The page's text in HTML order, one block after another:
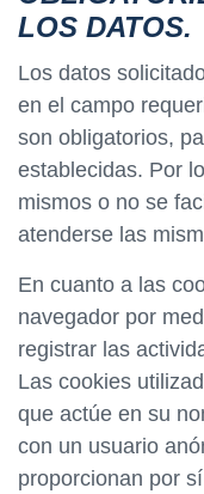
LOS DATOS.
Los datos
en el campo
son obligatorios,
establecidas. Por
mismos o no se
atenderse las
En cuanto a las
navegador por
registrar las
Las cookies
que actúe en su
con un usuario
proporcionan por